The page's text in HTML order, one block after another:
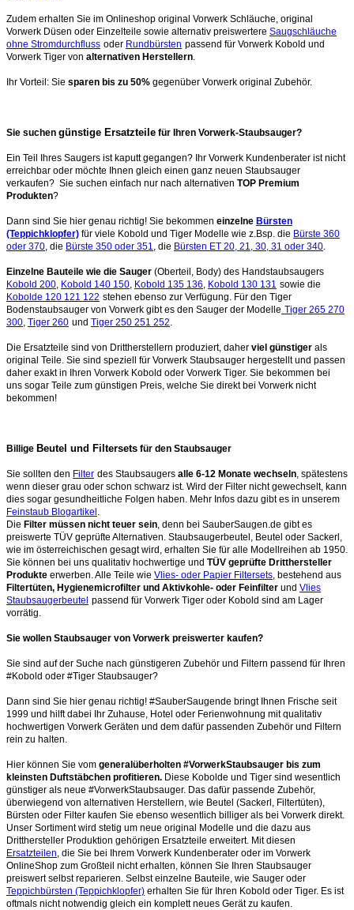
Zudem erhalten Sie im Onlineshop original Vorwerk Schläuche, original
Vorwerk Düsen oder Einzelteile sowie alternativ preiswertere Saugschläuche
ohne Stromdurchfluss oder Rundbürsten passend für Vorwerk Kobold und
Vorwerk Tiger von alternativen Herstellern
Ihr Vorteil: Sie sparen bis zu 50% gegenüber Vorwerk original Zubehör.
Sie suchen günstige Ersatzteile für Ihren Vorwerk-Staubsauger?
Ein Teil Ihres Saugers ist kaputt gegangen? Ihr Vorwerk Kundenberater ist nicht
erreichbar oder möchte Ihnen gleich einen ganz neuen Staubsauger
verkaufen? Sie suchen einfach nur nach alternativen TOP Premium
Produkten?
Dann sind Sie hier genau richtig! Sie bekommen einzelne Bürsten
(Teppichklopfer) für viele Kobold und Tiger Modelle wie z.Bsp. die Bürste 360
oder 370 , die Bürste 350 oder 351 , die Bürsten ET 20, 21, 30, 31 oder 340
Einzelne Bauteile wie die Sauger (Oberteil, Body) des Handstaubsaugers
Kobold 200 Kobold 140 150 Kobold 135 136 Kobold 130 131 sowie die
Kobolde 120 121 122 stehen ebenso zur Verfügung. Für den Tiger
Bodenstaubsauger von Vorwerk gibt es den Sauger der Modelle Tiger 265 270
300 Tiger 260 und Tiger 250 251 252
Die Ersatzteile sind von Drittherstellern produziert, daher viel günstiger als
original Teile. Sie sind speziell für Vorwerk Staubsauger hergestellt und passen
daher exakt in Ihren Vorwerk Kobold oder Vorwerk Tiger. Sie bekommen bei
uns sogar Teile zum günstigen Preis, welche Sie direkt bei Vorwerk nicht
bekommen!
Billige Beutel und Filtersets für den Staubsauger
Sie sollten den Filter des Staubsaugers alle 6-12 Monate wechseln , spätestens
wenn dieser grau oder schon schwarz ist. Wird der Filter nicht gewechselt, kann
dies sogar gesundheitliche Folgen haben. Mehr Infos dazu gibt es in unserem
Feinstaub Blogartikel
Die Filter müssen nicht teuer sein , denn bei SauberSaugen.de gibt es
preiswerte TÜV geprüfte Alternativen. Staubsaugerbeutel, Beutel oder Sackerl,
wie im österreichischen gesagt wird, erhalten Sie für alle Modellreihen ab 1950.
Sie können bei uns qualitativ hochwertige und TÜV geprüfte Dritthersteller
Produkte erwerben. Alle Teile wie Vlies- oder Papier Filtersets , bestehend aus
Filtertüten, Hygienemicrofilter und Aktivkohle- oder Feinfilter und Vlies
Staubsaugerbeutel passend für Vorwerk Tiger oder Kobold sind am Lager
vorrätig.
Sie wollen Staubsauger von Vorwerk preiswerter kaufen?
Sie sind auf der Suche nach günstigeren Zubehör und Filtern passend für Ihren
#Kobold oder #Tiger Staubsauger?
Dann sind Sie hier genau richtig! #SauberSaugende bringt Ihnen Frische seit
1999 und hilft dabei Ihr Zuhause, Hotel oder Ferienwohnung mit qualitativ
hochwertigen Vorwerk Geräten und dem dafür passenden Zubehör und Filtern
rein zu halten.
Hier können Sie vom generalüberholten #VorwerkStaubsauger bis zum
kleinsten Duftstäbchen profitieren. Diese Kobolde und Tiger sind wesentlich
günstiger als neue #VorwerkStaubsauger. Das dafür passende Zubehör,
überwiegend von alternativen Herstellern, wie Beutel (Sackerl, Filtertüten),
Bürsten oder Filter kaufen Sie ebenso wesentlich billiger als bei Vorwerk direkt.
Unser Sortiment wird stetig um neue original Modelle und die dazu aus
Dritthersteller Produktion gehörigen Ersatzteile erweitert. Mit diesen
Ersatzteilen , die Sie bei Ihrem Vorwerk Kundenberater oder im Vorwerk
OnlineShop zum Großteil nicht erhalten, können Sie Ihren Staubsauger
preiswert selbst reparieren. Selbst einzelne Bauteile, wie Sauger oder
Teppichbürsten (Teppichklopfer) erhalten Sie für Ihren Kobold oder Tiger. Es ist
oftmals nicht notwendig gleich ein komplett neues Gerät zu kaufen.